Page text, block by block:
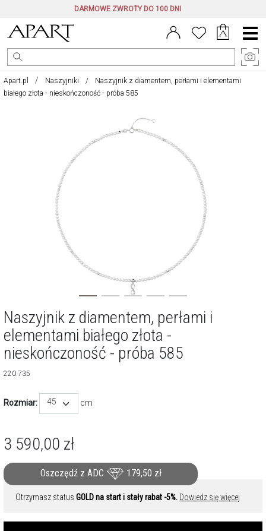
DARMOWE ZWROTY DO 100 DNI
Menu
główne
Apart.pl Naszyjniki
Naszyjnik z diamentem, perłami i elementami
białego złota - nieskończoność - próba 585
Naszyjnik z diamentem, perłami i
elementami białego złota -
nieskończoność - próba 585
220.735
Rozmiar: 45 cm
3 590,00 zł
Oszczędź z ADC 179,50 zł
Otrzymasz status GOLD na start i stały rabat -5%. Dowiedz się więcej